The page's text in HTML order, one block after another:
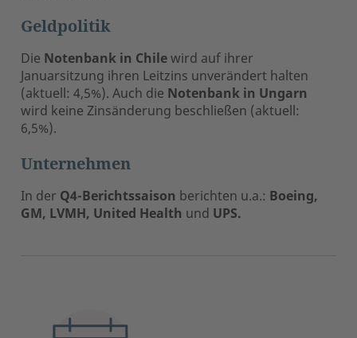
Geldpolitik
Die Notenbank in Chilewird auf ihrer
Januarsitzung ihren Leitzins unverändert halten
(aktuell: 4,5%). Auch die Notenbank in Ungarn
wird keine Zinsänderung beschließen (aktuell:
6,5%).
Unternehmen
In der Q4-Berichtssaison berichten u.a.: Boeing,
GM, LVMH, United Health und UPS.